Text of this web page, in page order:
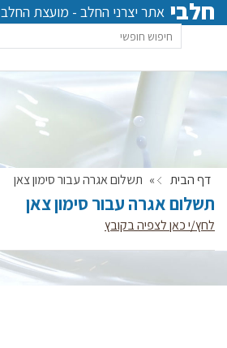
חלבי אתר יצרני החלב - מועצת החלב
דף הבית » תשלום אגרה עבור סימון צאן
תשלום אגרה עבור סימון צאן
לחץ/י כאן לצפיה בקובץ